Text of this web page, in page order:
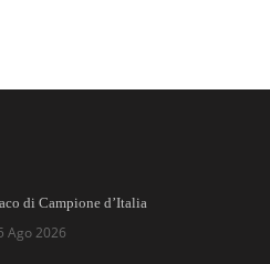
di Campione d’Italia
Ago 2026